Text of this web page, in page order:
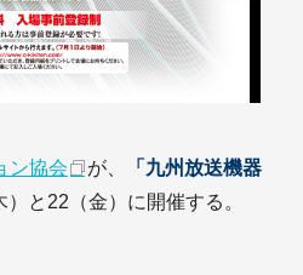
ン協会 が、
「九州放送機器
）と22（金）に開催する。